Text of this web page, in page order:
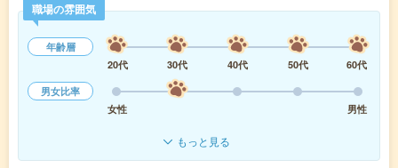
職場の雰囲気
年齢層
20代
30代 40代 50代
60代
男女比率
女性
男性
もっと見る